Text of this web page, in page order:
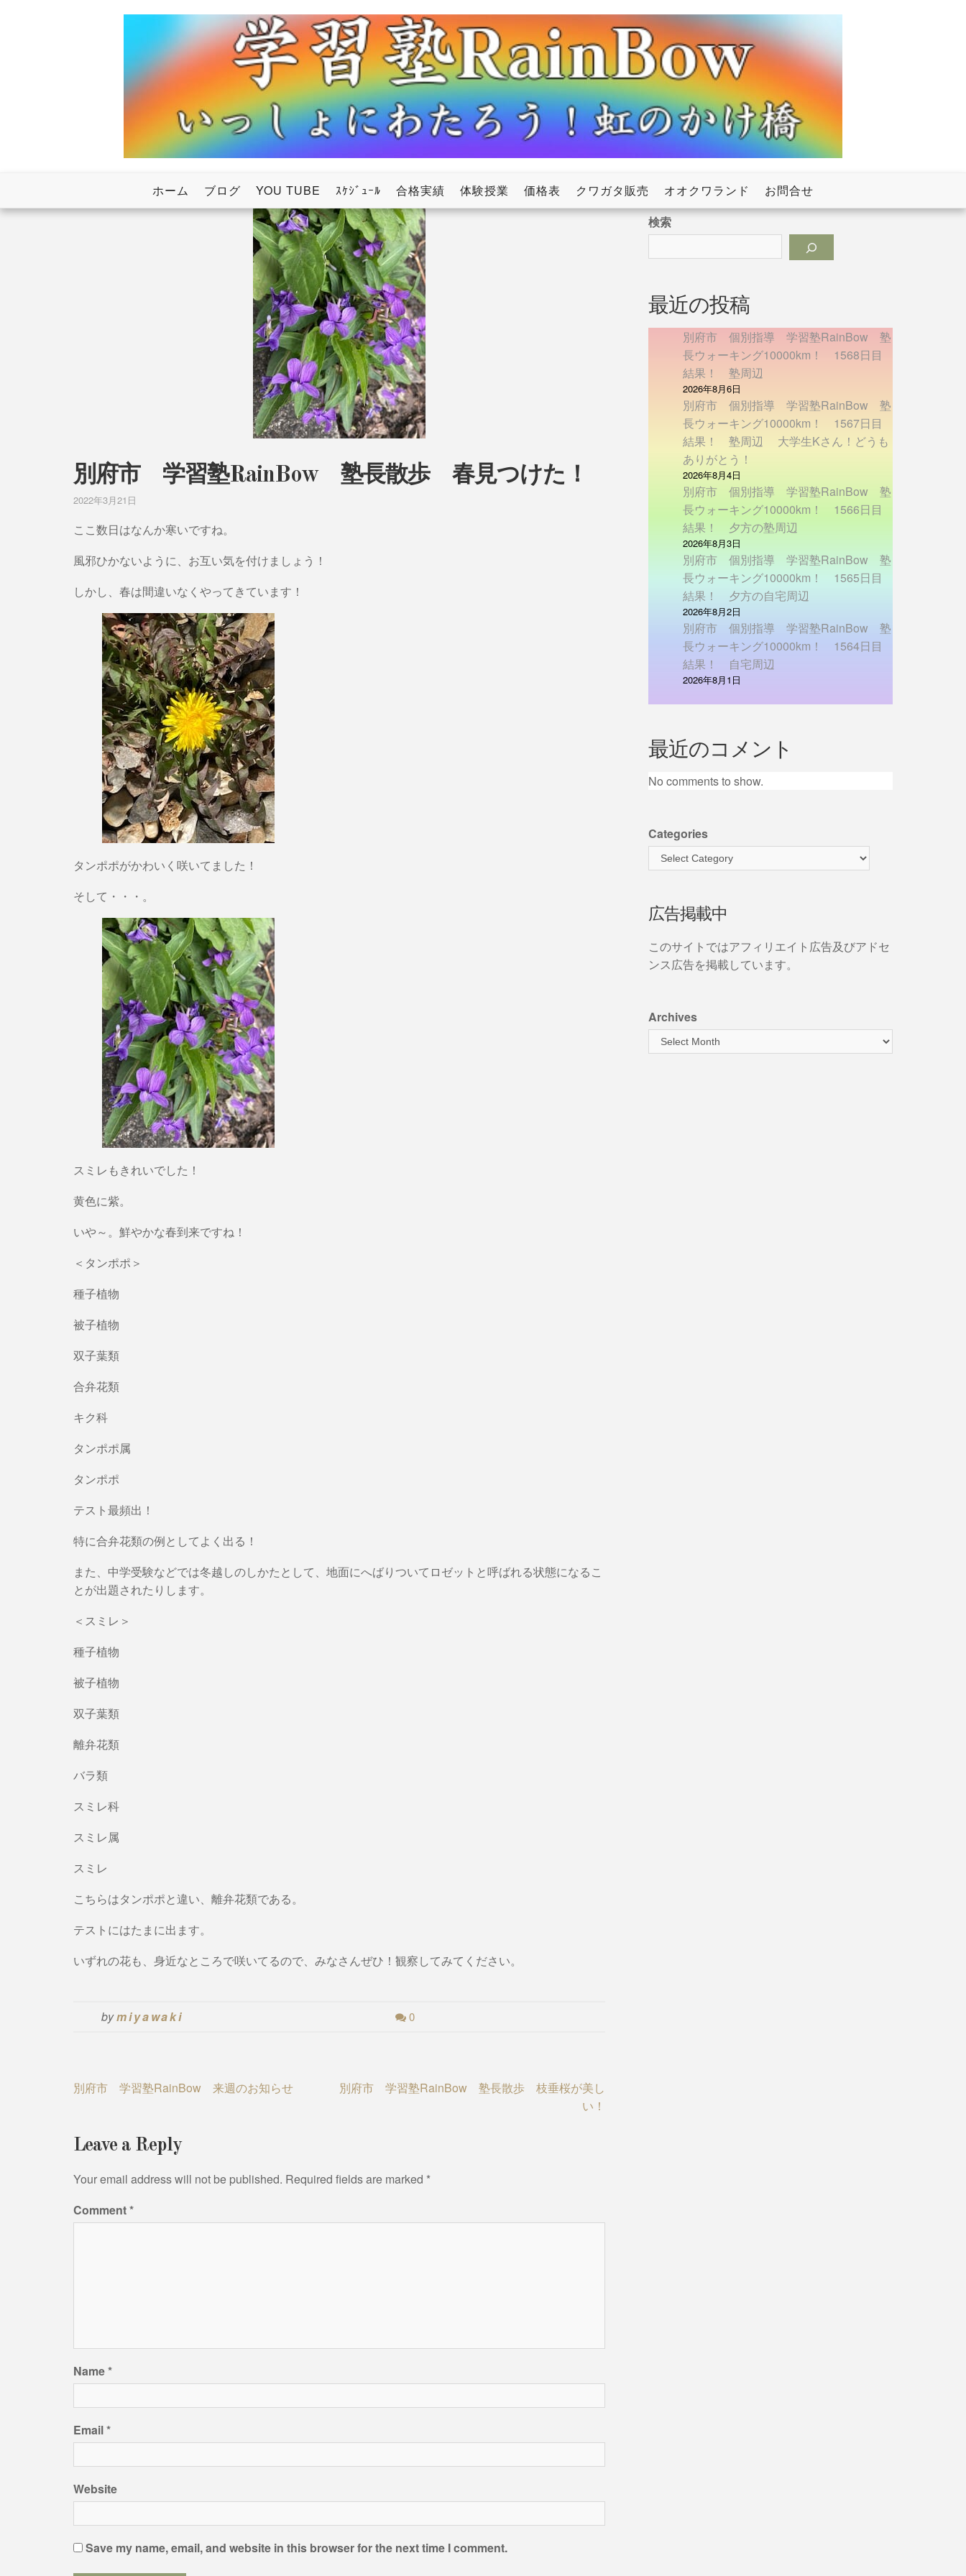
学習塾RainBow
ホーム ブログ YOU TUBE ｽｹｼﾞｭｰﾙ 合格実績 体験授業 価格表 クワガタ販売 オオクワランド お問合せ
別府市 学習塾RainBow 塾長散歩 春見つけた！
2022年3月21日
ここ数日はなんか寒いですね。
風邪ひかないように、お互い気を付けましょう！
しかし、春は間違いなくやってきています！
タンポポがかわいく咲いてました！
そして・・・。
スミレもきれいでした！
黄色に紫。
いや～。鮮やかな春到来ですね！
＜タンポポ＞
種子植物
被子植物
双子葉類
合弁花類
キク科
タンポポ属
タンポポ
テスト最頻出！
特に合弁花類の例としてよく出る！
また、中学受験などでは冬越しのしかたとして、地面にへばりついてロゼットと呼ばれる状態になるこ
とが出題されたりします。
＜スミレ＞
種子植物
被子植物
双子葉類
離弁花類
バラ類
スミレ科
スミレ属
スミレ
こちらはタンポポと違い、離弁花類である。
テストにはたまに出ます。
いずれの花も、身近なところで咲いてるので、みなさんぜひ！観察してみてください。
bymiyawaki 0
Post
別府市 学習塾RainBow 来週のお知らせ
別府市 学習塾RainBow 塾長散歩 枝垂桜が美し
い！
Leave a Reply
Your email address will not be published. Required fields are marked *
Comment*
Name*
Email*
Website
Save my name, email, and website in this browser for the next time I comment.
検索
最近の投稿
別府市 個別指導 学習塾RainBow 塾
長ウォーキング10000km！ 1568日目
結果！ 塾周辺
2026年8月6日
別府市 個別指導 学習塾RainBow 塾
長ウォーキング10000km！ 1567日目
結果！ 塾周辺 大学生Kさん！どうも
ありがとう！
2026年8月4日
別府市 個別指導 学習塾RainBow 塾
長ウォーキング10000km！ 1566日目
結果！ 夕方の塾周辺
2026年8月3日
別府市 個別指導 学習塾RainBow 塾
長ウォーキング10000km！ 1565日目
結果！ 夕方の自宅周辺
2026年8月2日
別府市 個別指導 学習塾RainBow 塾
長ウォーキング10000km！ 1564日目
結果！ 自宅周辺
2026年8月1日
最近のコメント
No comments to show.
Categories
広告掲載中
このサイトではアフィリエイト広告及びアドセ
ンス広告を掲載しています。
Archives